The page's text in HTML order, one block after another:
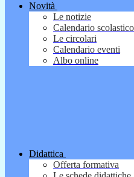
Novità
Le notizie
Calendario scolastico
Le circolari
Calendario eventi
Albo online
Didattica
Offerta formativa